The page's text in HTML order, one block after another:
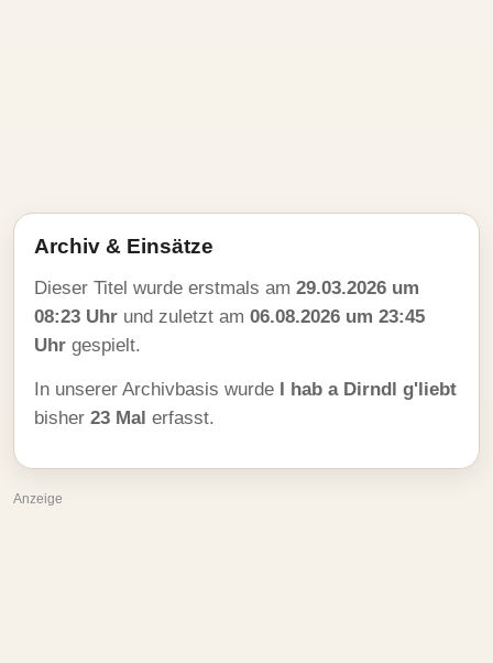
Archiv & Einsätze
Dieser Titel wurde erstmals am 29.03.2026 um
08:23 Uhr und zuletzt am 06.08.2026 um 23:45
Uhr gespielt.
In unserer Archivbasis wurde I hab a Dirndl g'liebt
bisher 23 Mal erfasst.
Anzeige